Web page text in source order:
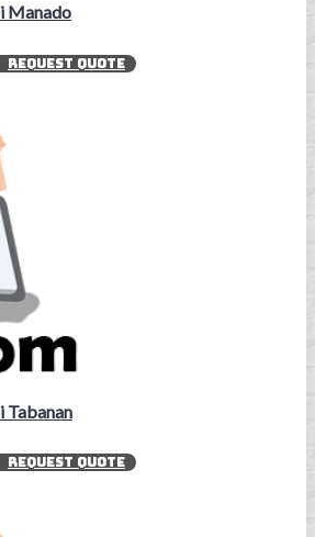
Manado
REQUEST QUOTE
Tabanan
REQUEST QUOTE